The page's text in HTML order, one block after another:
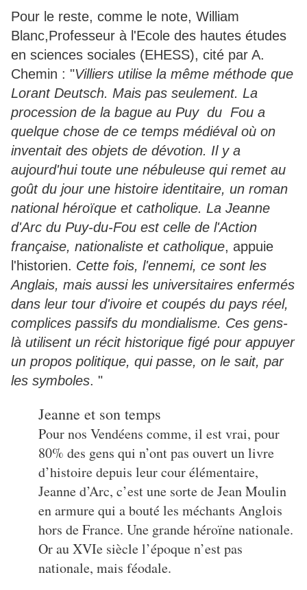
Pour le reste, comme le note, William
Blanc,Professeur à l'Ecole des hautes études
en sciences sociales (EHESS), cité par A.
Chemin : "Villiers utilise la même méthode que
Lorant Deutsch. Mais pas seulement. La
procession de la bague au Puy du Fou a
quelque chose de ce temps médiéval où on
inventait des objets de dévotion. Il y a
aujourd'hui toute une nébuleuse qui remet au
goût du jour une histoire identitaire, un roman
national héroïque et catholique. La Jeanne
d'Arc du Puy-du-Fou est celle de l'Action
française, nationaliste et catholique, appuie
l'historien. Cette fois, l'ennemi, ce sont les
Anglais, mais aussi les universitaires enfermés
dans leur tour d'ivoire et coupés du pays réel,
complices passifs du mondialisme. Ces gens-
là utilisent un récit historique figé pour appuyer
un propos politique, qui passe, on le sait, par
les symboles. "
Jeanne et son temps
Pour nos Vendéens comme, il est vrai, pour
80% des gens qui n’ont pas ouvert un livre
d’histoire depuis leur cour élémentaire,
Jeanne d’Arc, c’est une sorte de Jean Moulin
en armure qui a bouté les méchants Anglois
hors de France. Une grande héroïne nationale.
Or au XVIe siècle l’époque n’est pas
nationale, mais féodale.